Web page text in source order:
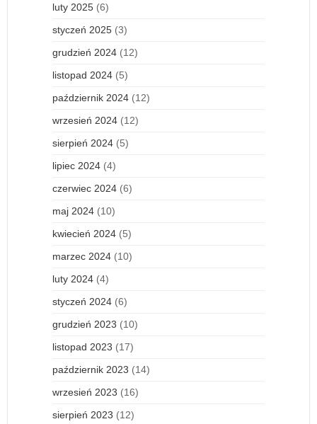
luty 2025 (6)
styczeń 2025 (3)
grudzień 2024 (12)
listopad 2024 (5)
październik 2024 (12)
wrzesień 2024 (12)
sierpień 2024 (5)
lipiec 2024 (4)
czerwiec 2024 (6)
maj 2024 (10)
kwiecień 2024 (5)
marzec 2024 (10)
luty 2024 (4)
styczeń 2024 (6)
grudzień 2023 (10)
listopad 2023 (17)
październik 2023 (14)
wrzesień 2023 (16)
sierpień 2023 (12)